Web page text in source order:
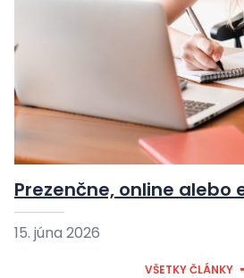
Prezenčne, online alebo
15. júna 2026
VŠETKY ČLÁNKY